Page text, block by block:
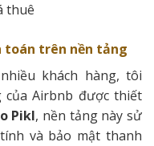
thuê
toán trên nền tảng
khách hàng, tôi
Airbnb được thiết
Pikl, nền tảng này sử
và bảo mật thanh